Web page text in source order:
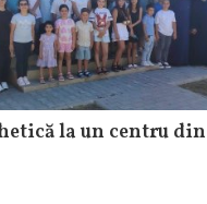
la un centru din